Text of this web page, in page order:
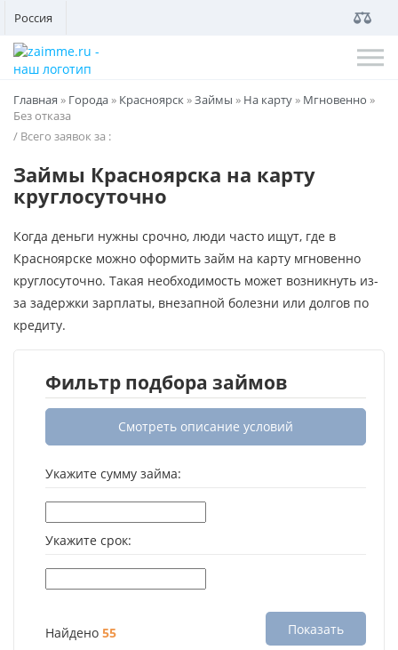
Россия
Главная » Города» Красноярск»Займы » На карту» Мгновенно »
Без отказа
/ Всего заявок за :
Займы Красноярска на карту
круглосуточно
Когда деньги нужны срочно, люди часто ищут, где в
Красноярске можно оформить займ на карту мгновенно
круглосуточно. Такая необходимость может возникнуть из-
за задержки зарплаты, внезапной болезни или долгов по
кредиту.
Фильтр подбора займов
Смотреть описание условий
Укажите сумму займа:
Укажите срок:
Найдено 55 Показать